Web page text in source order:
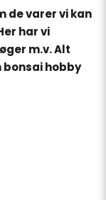
de varer vi kan
har vi
m.v. Alt
hobby